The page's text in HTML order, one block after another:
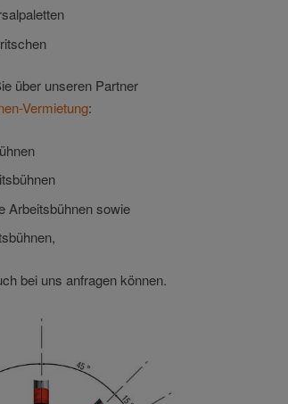
über unseren Partner
Vermietung:
Arbeitsbühnen sowie
bei uns anfragen können.